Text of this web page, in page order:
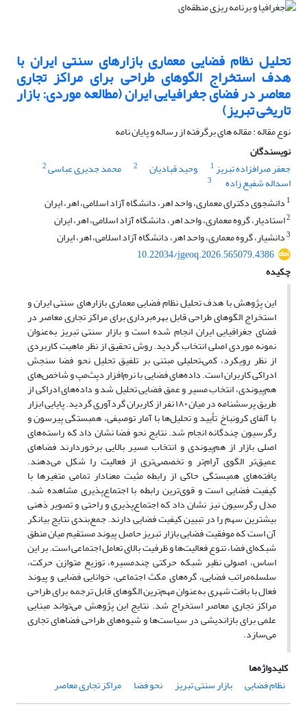
تحلیل نظام فضایی معماری بازارهای سنتی ایران با
هدف استخراج الگوهای طراحی برای مراکز تجاری
معاصر در فضای جغرافیایی ایران (مطالعه موردی: بازار
تاریخی تبریز)
نوع مقاله : مقاله های برگرفته از رساله و پایان نامه
نویسندگان
جعفر صرافزاده تبریز1 ,وحید قبادیان 2 محمد جدیری عباسی2
اسداله شفیع زاده
3
1 دانشجوی دکترای معماری، واحد اهر، دانشگاه آزاد اسلامی، اهر، ایران
2استادیار، گروه معماری، واحد اهر، دانشگاه آزاد اسلامی، اهر، ایران
3دانشیار، گروه معماری، واحد اهر، دانشگاه آزاد اسلامی، اهر، ایران
10.22034/jgeoq.2026.565079.4386
چکیده
این پژوهش با هدف تحلیل نظام فضایی معماری بازارهای سنتی ایران و
استخراج الگوهای طراحی قابل بهره‌برداری برای مراکز تجاری معاصر در
فضای جغرافیایی ایران انجام شده است و بازار سنتی تبریز به‌عنوان
نمونه موردی اصلی انتخاب گردید. روش تحقیق از نظر ماهیت کاربردی
از نظر رویکرد، کمی–تحلیلی مبتنی بر تلفیق تحلیل نحو فضا سنجش
ادراکی کاربران است. داده‌های فضایی با نرم‌افزار دپث‌مپ و شاخص‌های
هم‌پیوندی، انتخاب مسیر و عمق فضایی تحلیل شد و داده‌های ادراکی از
طریق پرسشنامه در میان ۱۸۰ نفر از کاربران گردآوری گردید. پایایی ابزار
با آلفای کرونباخ تأیید و تحلیل‌ها با آمار توصیفی، همبستگی پیرسون و
رگرسیون چندگانه انجام شد. نتایج نحو فضا نشان داد که راسته‌های
اصلی بازار از هم‌پیوندی و انتخاب مسیر بالایی برخوردارند فضاهای
عمیق‌تر الگوی آرام‌تر و تخصصی‌تری از فعالیت را شکل می‌دهند.
یافته‌های همبستگی حاکی از رابطه مثبت معنادار تمامی متغیرها با
کیفیت فضایی است و قوی‌ترین رابطه با اجتماع‌پذیری مشاهده شد.
مدل رگرسیون نیز نشان داد که اجتماع‌پذیری و راحتی و تصویر ذهنی
بیشترین سهم را در تبیین کیفیت فضایی دارند. جمع‌بندی نتایج بیانگر
آن است که موفقیت فضایی بازار تبریز حاصل پیوند مستقیم میان منطق
شبکه‌ای فضا، تنوع فعالیت‌ها و ظرفیت بالای تعامل اجتماعی است. بر این
اساس، اصولی نظیر شبکه حرکتی چندمسیره، توزیع متوازن حرکت،
سلسله‌مراتب فضایی، گره‌های مکث اجتماعی، خوانایی فضایی و پیوند
فعال با بافت شهری به‌عنوان مهم‌ترین الگوهای قابل ترجمه برای طراحی
مراکز تجاری معاصر استخراج شد. نتایج این پژوهش می‌تواند مبنایی
علمی برای بازاندیشی در سیاست‌ها و شیوه‌های طراحی فضاهای تجاری
می‌سازد.
کلیدواژه‌ها
نظام فضایی
بازار سنتی تبریز نحو فضا مراکز تجاری معاصر